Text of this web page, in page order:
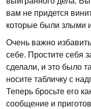
вам не придется
которые были злыми
Очень важно
себе. Простите себя
сделали, и это было
носите табличку с
Теперь бросьте его
сообщение и